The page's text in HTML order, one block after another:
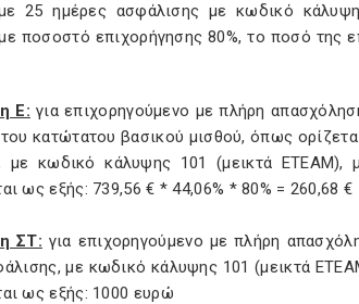
25 ημέρες ασφάλισης με κωδικό
ποσοστό επιχορήγησης 80%, το ποσό της
Ε: για επιχορηγούμενο με πλήρη
κατώτατου βασικού μισθού, όπως
με κωδικό κάλυψης 101 (μεικτά ΕΤΕΑΜ),
ως εξής: 739,56 € * 44,06% * 80% = 260,68 €
ΣΤ: για επιχορηγούμενο με πλήρη
με κωδικό κάλυψης 101 (μεικτά
ως εξής: 1000 ευρώ